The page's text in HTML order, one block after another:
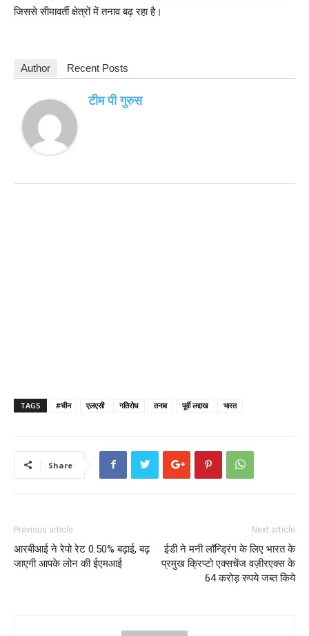
जिससे सीमावर्ती क्षेत्रों में तनाव बढ़ रहा है।
Author Recent Posts
टीम पी गुरुस
TAGS #चीन एलएसी गतिरोध तनाव पूर्वी लद्दाख भारत
Share
Previous article
आरबीआई ने रेपो रेट 0.50% बढ़ाई, बढ़
जाएगी आपके लोन की ईएमआई
Next article
ईडी ने मनी लॉन्ड्रिंग के लिए भारत के
प्रमुख क्रिप्टो एक्सचेंज वज़ीरएक्स के
64 करोड़ रुपये जब्त किये